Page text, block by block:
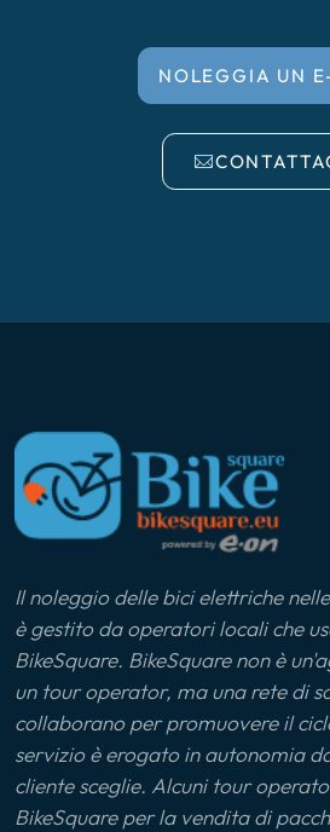
NOLEGGIA UN
Il noleggio delle bici elettriche
è gestito da operatori locali che
BikeSquare. BikeSquare non è
un tour operator, ma una rete di
collaborano per promuovere il
servizio è erogato in autonomia
cliente sceglie. Alcuni tour
BikeSquare per la vendita di